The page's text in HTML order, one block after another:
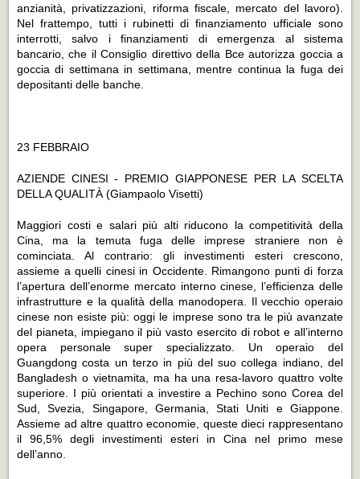
anzianità, privatizzazioni, riforma fiscale, mercato del lavoro).
Nel frattempo, tutti i rubinetti di finanziamento ufficiale sono
interrotti, salvo i finanziamenti di emergenza al sistema
bancario, che il Consiglio direttivo della Bce autorizza goccia a
goccia di settimana in settimana, mentre continua la fuga dei
depositanti delle banche.
23 FEBBRAIO
AZIENDE CINESI - PREMIO GIAPPONESE PER LA SCELTA
DELLA QUALITÀ (Giampaolo Visetti)
Maggiori costi e salari più alti riducono la competitività della
Cina, ma la temuta fuga delle imprese straniere non è
cominciata. Al contrario: gli investimenti esteri crescono,
assieme a quelli cinesi in Occidente. Rimangono punti di forza
l’apertura dell’enorme mercato interno cinese, l’efficienza delle
infrastrutture e la qualità della manodopera. Il vecchio operaio
cinese non esiste più: oggi le imprese sono tra le più avanzate
del pianeta, impiegano il più vasto esercito di robot e all’interno
opera personale super specializzato. Un operaio del
Guangdong costa un terzo in più del suo collega indiano, del
Bangladesh o vietnamita, ma ha una resa-lavoro quattro volte
superiore. I più orientati a investire a Pechino sono Corea del
Sud, Svezia, Singapore, Germania, Stati Uniti e Giappone.
Assieme ad altre quattro economie, queste dieci rappresentano
il 96,5% degli investimenti esteri in Cina nel primo mese
dell’anno.